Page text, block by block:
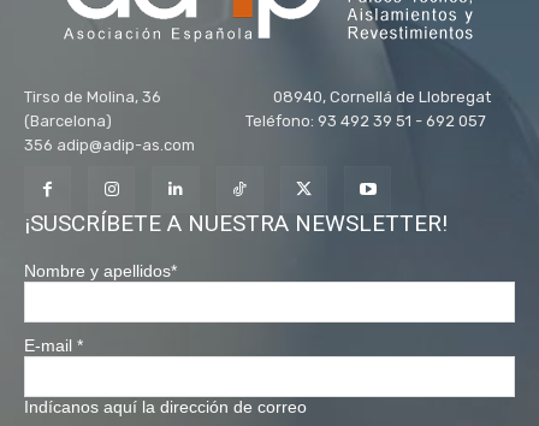
Tirso de Molina, 36 08940, Cornellá de Llobregat
(Barcelona) Teléfono: 93 492 39 51 - 692 057
356 adip@adip-as.com
¡SUSCRÍBETE A NUESTRA NEWSLETTER!
Nombre y apellidos*
E-mail *
Indícanos aquí la dirección de correo